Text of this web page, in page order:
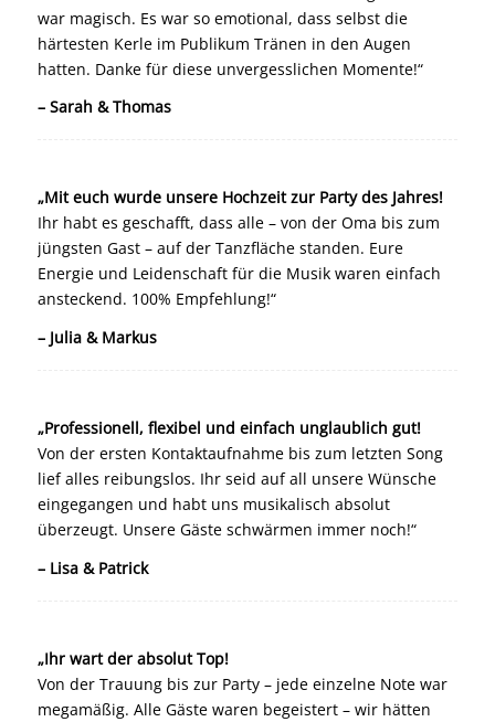
war magisch. Es war so emotional, dass selbst die
härtesten Kerle im Publikum Tränen in den Augen
hatten. Danke für diese unvergesslichen Momente!“
– Sarah & Thomas
„Mit euch wurde unsere Hochzeit zur Party des Jahres!
Ihr habt es geschafft, dass alle – von der Oma bis zum
jüngsten Gast – auf der Tanzfläche standen. Eure
Energie und Leidenschaft für die Musik waren einfach
ansteckend. 100% Empfehlung!“
– Julia & Markus
„Professionell, flexibel und einfach unglaublich gut!
Von der ersten Kontaktaufnahme bis zum letzten Song
lief alles reibungslos. Ihr seid auf all unsere Wünsche
eingegangen und habt uns musikalisch absolut
überzeugt. Unsere Gäste schwärmen immer noch!“
– Lisa & Patrick
„Ihr wart der absolut Top!
Von der Trauung bis zur Party – jede einzelne Note war
megamäßig. Alle Gäste waren begeistert – wir hätten